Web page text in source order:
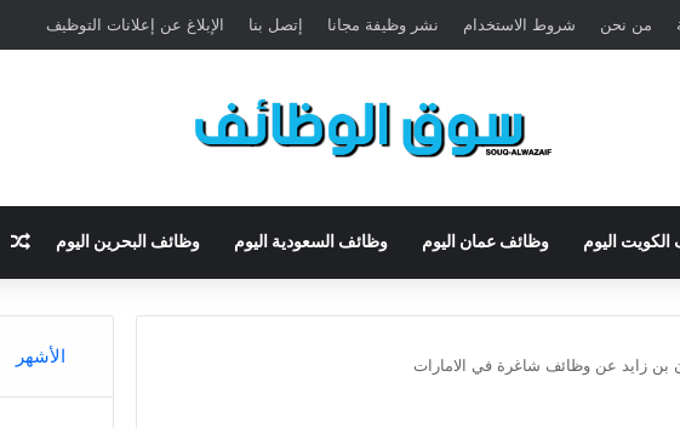
من نحن شروط الاستخدام نشر وظيفة مجانا إتصل بنا الإبلاغ عن إعلانات التوظيف
اليوم وظائف عمان اليوم وظائف السعودية اليوم وظائف البحرين اليوم
بن زايد عن وظائف شاغرة في الامارات الأشهر